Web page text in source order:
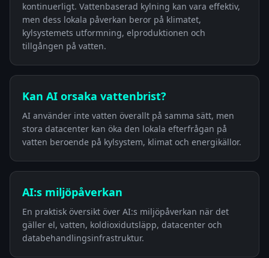
kontinuerligt. Vattenbaserad kylning kan vara effektiv,
men dess lokala påverkan beror på klimatet,
kylsystemets utformning, elproduktionen och
tillgången på vatten.
Kan AI orsaka vattenbrist?
AI använder inte vatten överallt på samma sätt, men
stora datacenter kan öka den lokala efterfrågan på
vatten beroende på kylsystem, klimat och energikällor.
AI:s miljöpåverkan
En praktisk översikt över AI:s miljöpåverkan när det
gäller el, vatten, koldioxidutsläpp, datacenter och
databehandlingsinfrastruktur.